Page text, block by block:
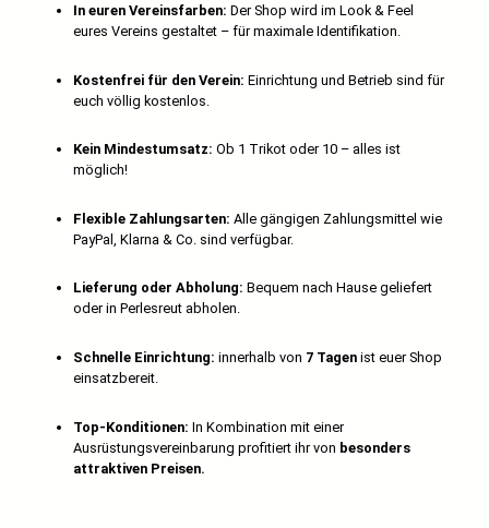
In euren Vereinsfarben: Der Shop wird im Look & Feel
eures Vereins gestaltet – für maximale Identifikation.
Kostenfrei für den Verein: Einrichtung und Betrieb sind für
euch völlig kostenlos.
Kein Mindestumsatz: Ob 1 Trikot oder 10 – alles ist
möglich!
Flexible Zahlungsarten: Alle gängigen Zahlungsmittel wie
PayPal, Klarna & Co. sind verfügbar.
Lieferung oder Abholung: Bequem nach Hause geliefert
oder in Perlesreut abholen.
Schnelle Einrichtung: innerhalb von 7 Tagenist euer Shop
einsatzbereit.
Top-Konditionen: In Kombination mit einer
Ausrüstungsvereinbarung profitiert ihr von besonders
attraktiven Preisen.